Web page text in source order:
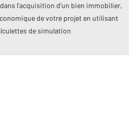
l’acquisition d’un bien immobilier,
de votre projet en utilisant
de simulation